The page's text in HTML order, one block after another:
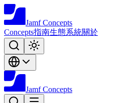
Jamf Concepts
Concepts指南生態系統關於
Jamf Concepts